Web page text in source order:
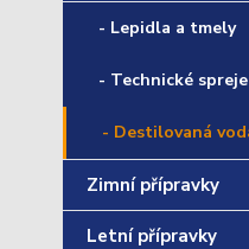
- Lepidla a tmely
- Technické spreje
- Destilovaná
Zimní přípravky
Letní přípravky